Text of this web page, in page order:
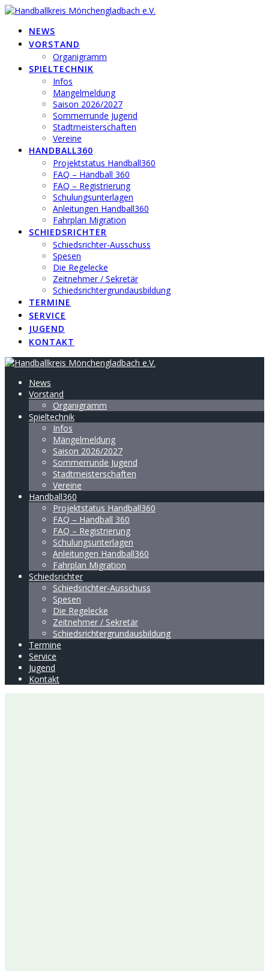
Zum
springenNEWS
VORSTAND
Organigramm
SPIELTECHNIK
Infos
Mängelmeldung
Saison 2026/2027
Sommerrunde Jugend
Stadtmeisterschaften
Vereine
HANDBALL360
Projektstatus Handball360
FAQ – Handball 360
FAQ – Registrierung
Schulungsunterlagen
Anleitungen Handball360
Fahrplan Migration
SCHIEDSRICHTER
Schiedsrichter-Ausschuss
Spesen
Die Regelecke
Zeitnehmer / Sekretär
Schiedsrichtergrundausbildung
TERMINE
SERVICE
JUGEND
KONTAKT
News
Vorstand
Organigramm
Spieltechnik
Infos
Mängelmeldung
Saison 2026/2027
Sommerrunde Jugend
Stadtmeisterschaften
Vereine
Handball360
Projektstatus Handball360
FAQ – Handball 360
FAQ – Registrierung
Schulungsunterlagen
Anleitungen Handball360
Fahrplan Migration
Schiedsrichter
Schiedsrichter-Ausschuss
Spesen
Die Regelecke
Zeitnehmer / Sekretär
Schiedsrichtergrundausbildung
Termine
Service
Jugend
Kontakt